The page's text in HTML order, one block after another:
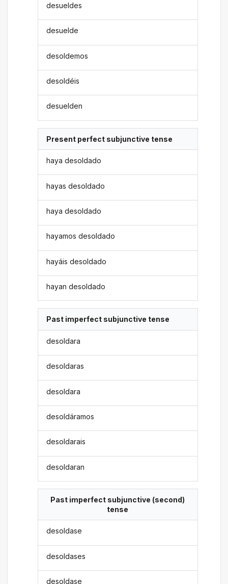
desueldes
desuelde
desoldemos
desoldéis
desuelden
Present perfect subjunctive tense
haya desoldado
hayas desoldado
haya desoldado
hayamos desoldado
hayáis desoldado
hayan desoldado
Past imperfect subjunctive tense
desoldara
desoldaras
desoldara
desoldáramos
desoldarais
desoldaran
Past imperfect subjunctive (second)
tense
desoldase
desoldases
desoldase